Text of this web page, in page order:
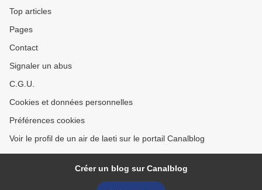
Top articles
Pages
Contact
Signaler un abus
C.G.U.
Cookies et données personnelles
Préférences cookies
Voir le profil de un air de laeti sur le portail Canalblog
Créer un blog sur Canalblog